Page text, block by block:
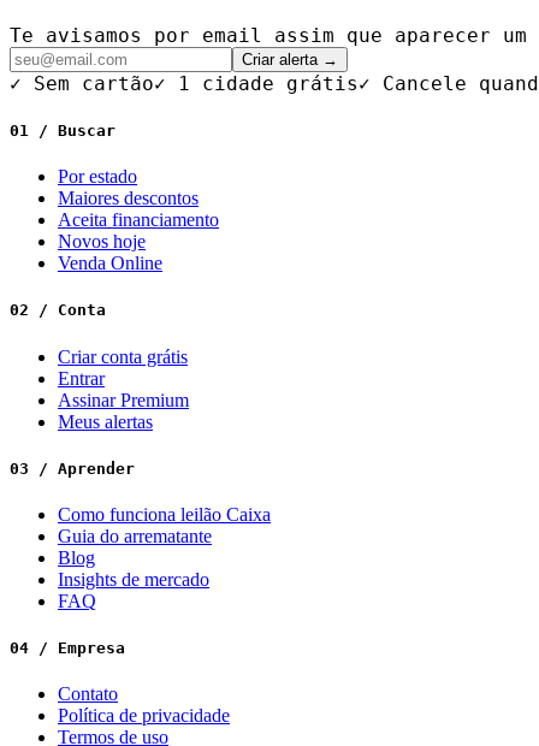
Te avisamos por email assim que aparecer um
Criar alerta →
✓ Sem cartão✓ 1 cidade grátis✓ Cancele
01 / Buscar
Por estado
Maiores descontos
Aceita financiamento
Novos hoje
Venda Online
02 / Conta
Criar conta grátis
Entrar
Assinar Premium
Meus alertas
03 / Aprender
Como funciona leilão Caixa
Guia do arrematante
Blog
Insights de mercado
FAQ
04 / Empresa
Contato
Política de privacidade
Termos de uso